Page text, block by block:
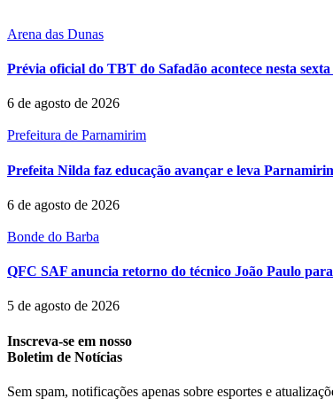
Arena das Dunas
Prévia oficial do TBT do Safadão acontece nesta
6 de agosto de 2026
Prefeitura de Parnamirim
Prefeita Nilda faz educação avançar e leva
6 de agosto de 2026
Bonde do Barba
QFC SAF anuncia retorno do técnico João Paulo
5 de agosto de 2026
Inscreva-se em nosso
Boletim de Notícias
Sem spam, notificações apenas sobre esportes e